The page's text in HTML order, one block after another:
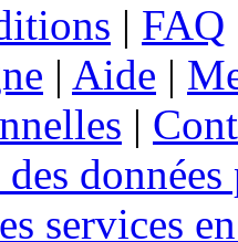
| FAQ
| Aide |
|
services